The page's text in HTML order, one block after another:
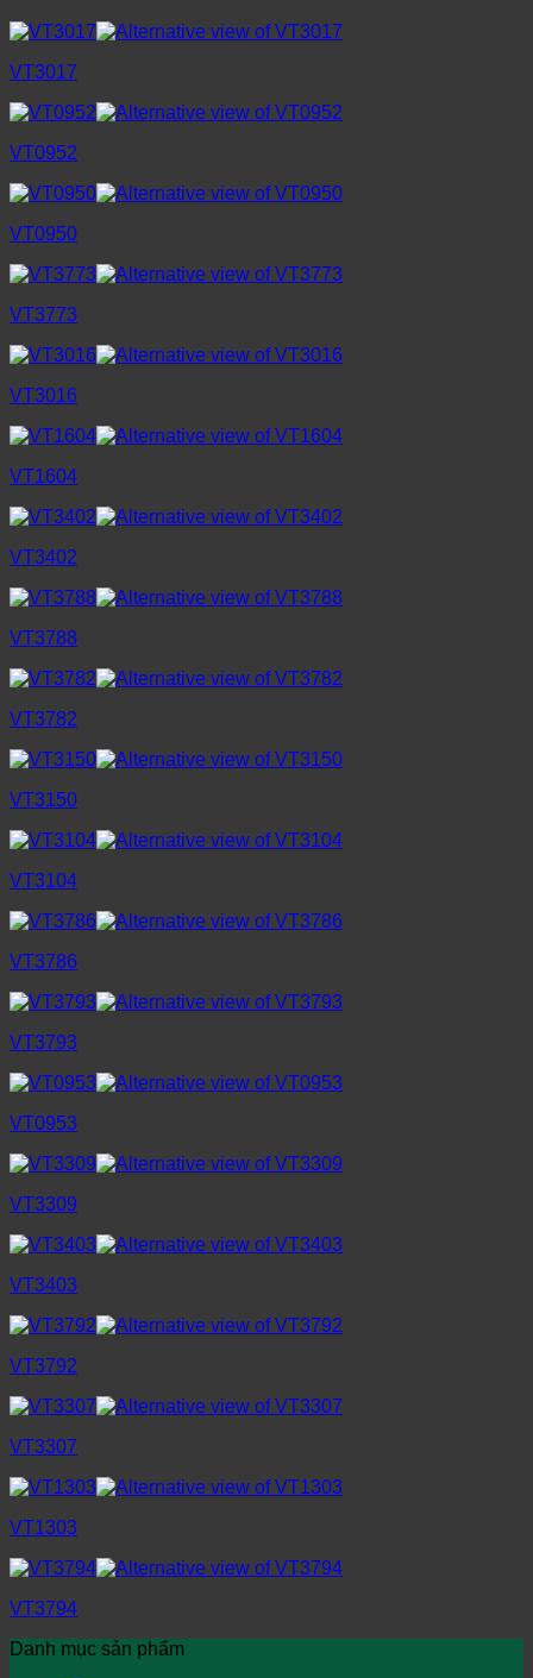
VT3017
VT0952
VT0950
VT3773
VT3016
VT1604
VT3402
VT3788
VT3782
VT3150
VT3104
VT3786
VT3793
VT0953
VT3309
VT3403
VT3792
VT3307
VT1303
VT3794
Danh mục sản phẩm